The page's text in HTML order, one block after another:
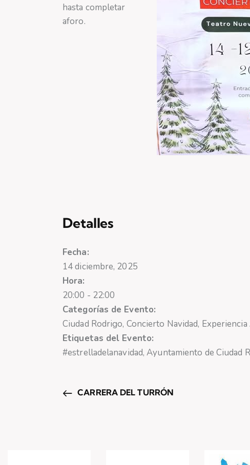
hasta completar
aforo.
Detalles
Fecha:
14 diciembre, 2025
Hora:
20:00 - 22:00
Categorías de Evento:
Ciudad Rodrigo, Concierto Navidad, Experiencia
Etiquetas del Evento:
#estrelladelanavidad,Ayuntamiento de Ciudad
CARRERA DEL TURRÓN